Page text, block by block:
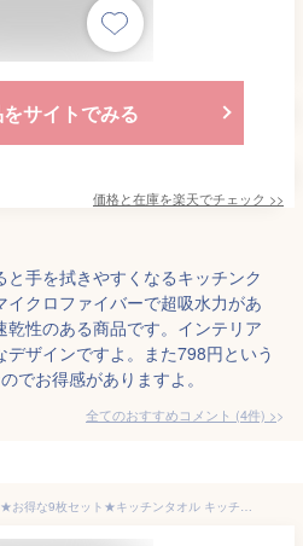
サイトでみる
価格と在庫を楽天でチェック >>
手を拭きやすくなるキッチンク
イクロファイバーで超吸水力があ
乾性のある商品です。インテリア
ザインですよ。また798円という
でお得感がありますよ。
全てのおすすめコメント (4件) >
＼クーポン利用で1,200円／★お得な9枚セット★キッチンタオル キッチンクロス ふきん 台拭き 食器拭き 手拭きタオル キッチン 布巾 ディッシュクロス 食器拭きクロス マイクロファイバー ループ付き 台所 速乾 抗菌 防臭 北欧 おしゃれ 超吸水 まとめ買い